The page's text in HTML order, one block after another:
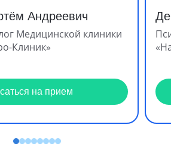
Андреевич
Медицинской клиники
Клиник»
на прием